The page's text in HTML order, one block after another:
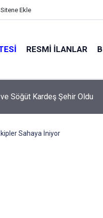
Sitene Ekle
RESMI İLANLAR
Söğüt Kardeş Şehir Oldu
Sahaya İniyor